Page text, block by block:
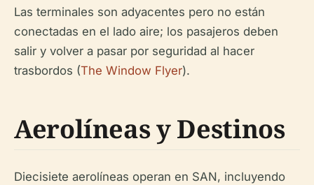
Las terminales son adyacentes pero no están
conectadas en el lado aire; los pasajeros deben
salir y volver a pasar por seguridad al hacer
trasbordos (The Window Flyer).
Aerolíneas y Destinos
Diecisiete aerolíneas operan en SAN, incluyendo